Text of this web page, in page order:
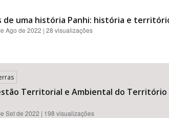
de uma história Panhi: história e
Ago de 2022 | 28 visualizações
Territorial e Ambiental do Território
Set de 2022 | 198 visualizações